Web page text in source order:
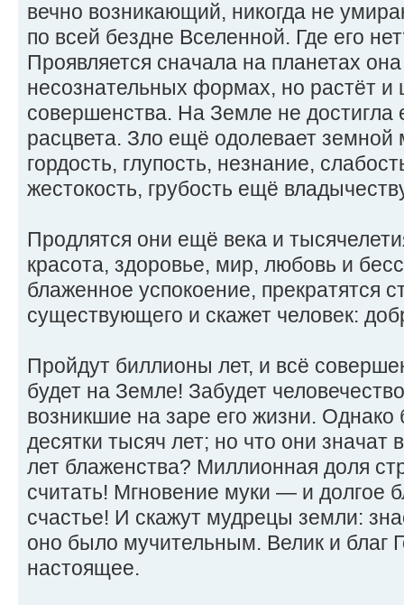
вечно возникающий, никогда не
по всей бездне Вселенной. Где его
Проявляется сначала на планетах
несознательных формах, но растёт и
совершенства. На Земле не достигла
расцвета. Зло ещё одолевает земной
гордость, глупость, незнание,
жестокость, грубость ещё
Продлятся они ещё века и
красота, здоровье, мир, любовь и
блаженное успокоение, прекратятся
существующего и скажет человек:
Пройдут биллионы лет, и всё
будет на Земле! Забудет
возникшие на заре его жизни.
десят­ки тысяч лет; но что они
лет блаженства? Миллионная доля
считать! Мгновение муки — и долгое
счастье! И скажут мудрецы земли:
оно было мучительным. Велик и благ
настоящее.